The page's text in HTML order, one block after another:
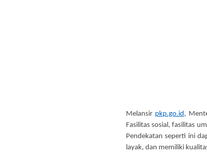
Melansir pkp.go.id,
Fasilitas sosial, fasilitas
Pendekatan seperti ini
layak, dan memiliki